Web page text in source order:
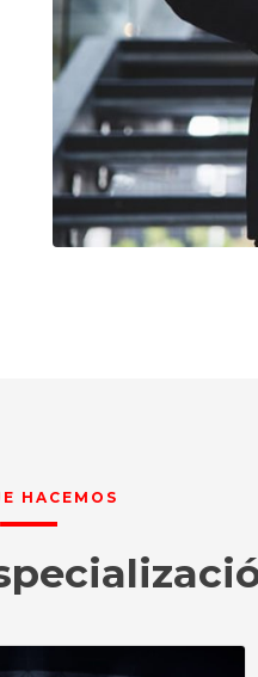
HACEMOS